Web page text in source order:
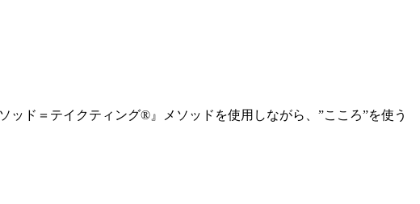
ド＝テイクティング®』メソッドを使用しながら、”こころ”を使う